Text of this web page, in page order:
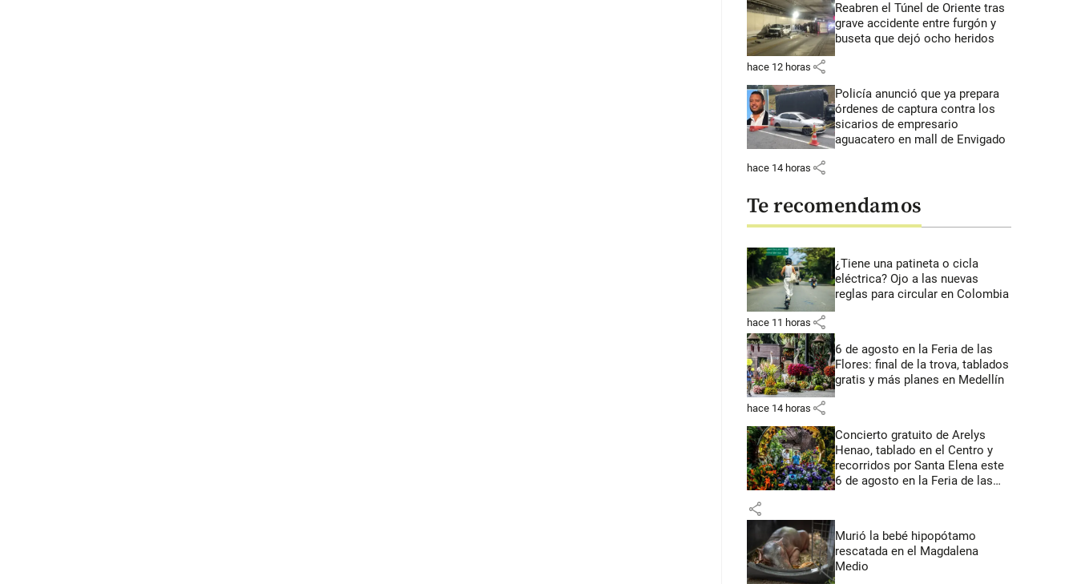
Reabren el Túnel de Oriente tras
grave accidente entre furgón y
buseta que dejó ocho heridos
hace 12 horas share
Policía anunció que ya prepara
órdenes de captura contra los
sicarios de empresario
aguacatero en mall de Envigado
hace 14 horas share
Te recomendamos
¿Tiene una patineta o cicla
eléctrica? Ojo a las nuevas
reglas para circular en Colombia
hace 11 horas share
6 de agosto en la Feria de las
Flores: final de la trova, tablados
gratis y más planes en Medellín
hace 14 horas share
Concierto gratuito de Arelys
Henao, tablado en el Centro y
recorridos por Santa Elena este
6 de agosto en la Feria de las
share
Murió la bebé hipopótamo
rescatada en el Magdalena
Medio